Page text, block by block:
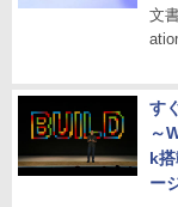
文
す
～
k
ー